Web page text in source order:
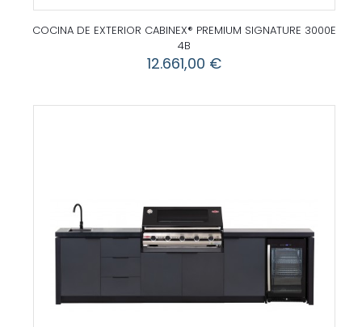
COCINA DE EXTERIOR CABINEX® PREMIUM SIGNATURE 3000E
4B
12.661,00 €